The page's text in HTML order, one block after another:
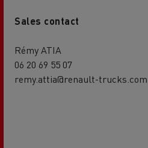
Sales contact
Rémy ATIA
06 20 69 55 07
remy.attia@renault-trucks.com